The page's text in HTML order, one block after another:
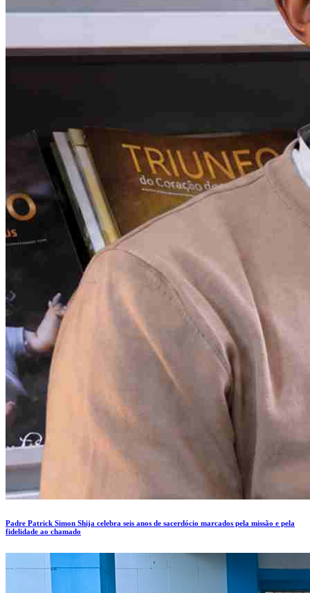
Padre Patrick Simon Shija celebra seis anos de sacerdócio marcados pela missão e pela
fidelidade ao chamado